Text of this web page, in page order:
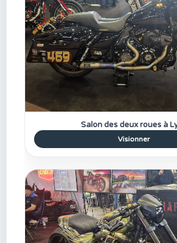
Salon des deux roues à
Visionner